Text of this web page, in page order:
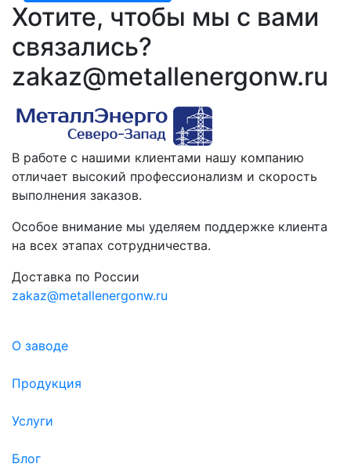
Хотите, чтобы мы с вами
связались?
zakaz@metallenergonw.ru
В работе с нашими клиентами нашу компанию
отличает высокий профессионализм и скорость
выполнения заказов.
Особое внимание мы уделяем поддержке клиента
на всех этапах сотрудничества.
Доставка по России
zakaz@metallenergonw.ru
О заводе
Продукция
Услуги
Блог